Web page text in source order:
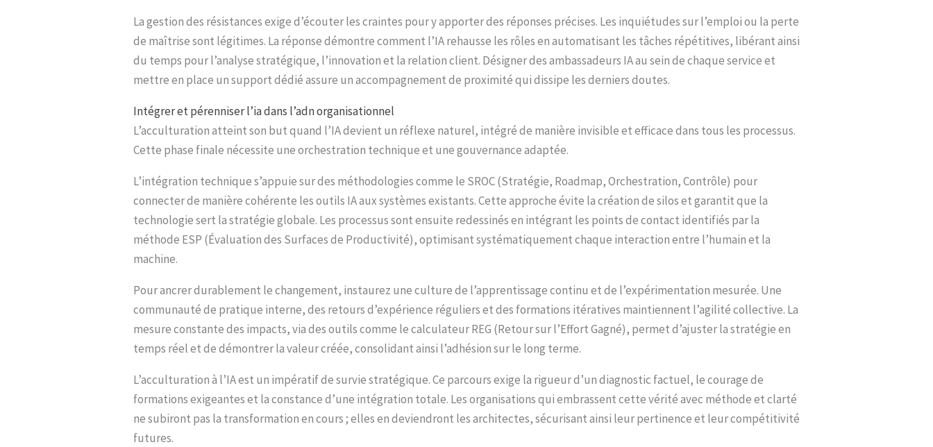
La gestion des résistances exige d’écouter les craintes pour y apporter des réponses précises. Les inquiétudes sur l’emploi ou la perte
de maîtrise sont légitimes. La réponse démontre comment l’IA rehausse les rôles en automatisant les tâches répétitives, libérant ainsi
du temps pour l’analyse stratégique, l’innovation et la relation client. Désigner des ambassadeurs IA au sein de chaque service et
mettre en place un support dédié assure un accompagnement de proximité qui dissipe les derniers doutes.
Intégrer et pérenniser l’ia dans l’adn organisationnel
L’acculturation atteint son but quand l’IA devient un réflexe naturel, intégré de manière invisible et efficace dans tous les processus.
Cette phase finale nécessite une orchestration technique et une gouvernance adaptée.
L’intégration technique s’appuie sur des méthodologies comme le SROC (Stratégie, Roadmap, Orchestration, Contrôle) pour
connecter de manière cohérente les outils IA aux systèmes existants. Cette approche évite la création de silos et garantit que la
technologie sert la stratégie globale. Les processus sont ensuite redessinés en intégrant les points de contact identifiés par la
méthode ESP (Évaluation des Surfaces de Productivité), optimisant systématiquement chaque interaction entre l’humain et la
machine.
Pour ancrer durablement le changement, instaurez une culture de l’apprentissage continu et de l’expérimentation mesurée. Une
communauté de pratique interne, des retours d’expérience réguliers et des formations itératives maintiennent l’agilité collective. La
mesure constante des impacts, via des outils comme le calculateur REG (Retour sur l’Effort Gagné), permet d’ajuster la stratégie en
temps réel et de démontrer la valeur créée, consolidant ainsi l’adhésion sur le long terme.
L’acculturation à l’IA est un impératif de survie stratégique. Ce parcours exige la rigueur d’un diagnostic factuel, le courage de
formations exigeantes et la constance d’une intégration totale. Les organisations qui embrassent cette vérité avec méthode et clarté
ne subiront pas la transformation en cours ; elles en deviendront les architectes, sécurisant ainsi leur pertinence et leur compétitivité
futures.